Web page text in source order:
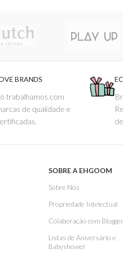
BRANDS
trabalhamos com
de qualidade e
SOBRE A EHGOOM
Sobre Nós
Propriedade Intelectual
Colaboração com
Listas de Aniversário e
Babyshower